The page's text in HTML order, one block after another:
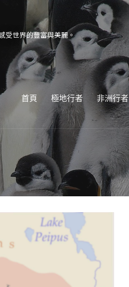
受世界的豐富與美麗。
首頁 極地行者 非洲行者